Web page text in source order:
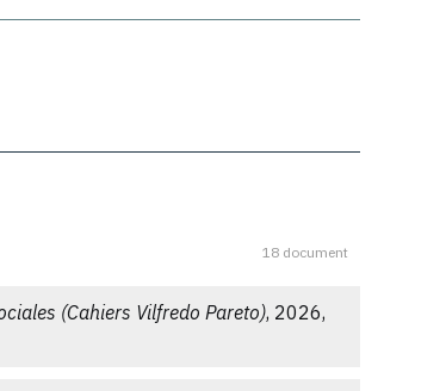
18 document
(Cahiers Vilfredo Pareto), 2026,